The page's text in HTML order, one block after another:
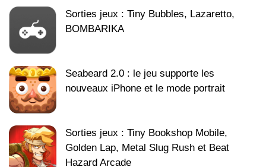
Sorties jeux : Tiny Bubbles, Lazaretto,
BOMBARIKA
Seabeard 2.0 : le jeu supporte les
nouveaux iPhone et le mode portrait
Sorties jeux : Tiny Bookshop Mobile,
Golden Lap, Metal Slug Rush et Beat
Hazard Arcade